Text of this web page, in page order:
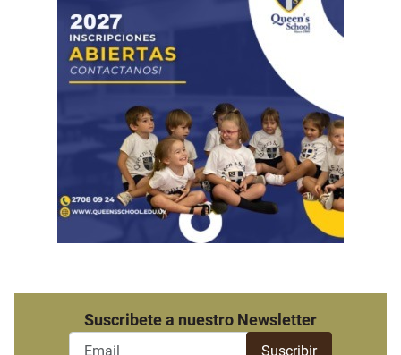
Suscribete a nuestro Newsletter